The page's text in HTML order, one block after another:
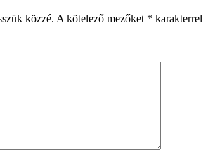
közzé. A kötelező mezőket * karakterrel